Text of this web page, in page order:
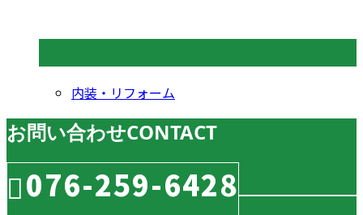
内装・リフォーム
お問い合わせCONTACT
076-259-6428